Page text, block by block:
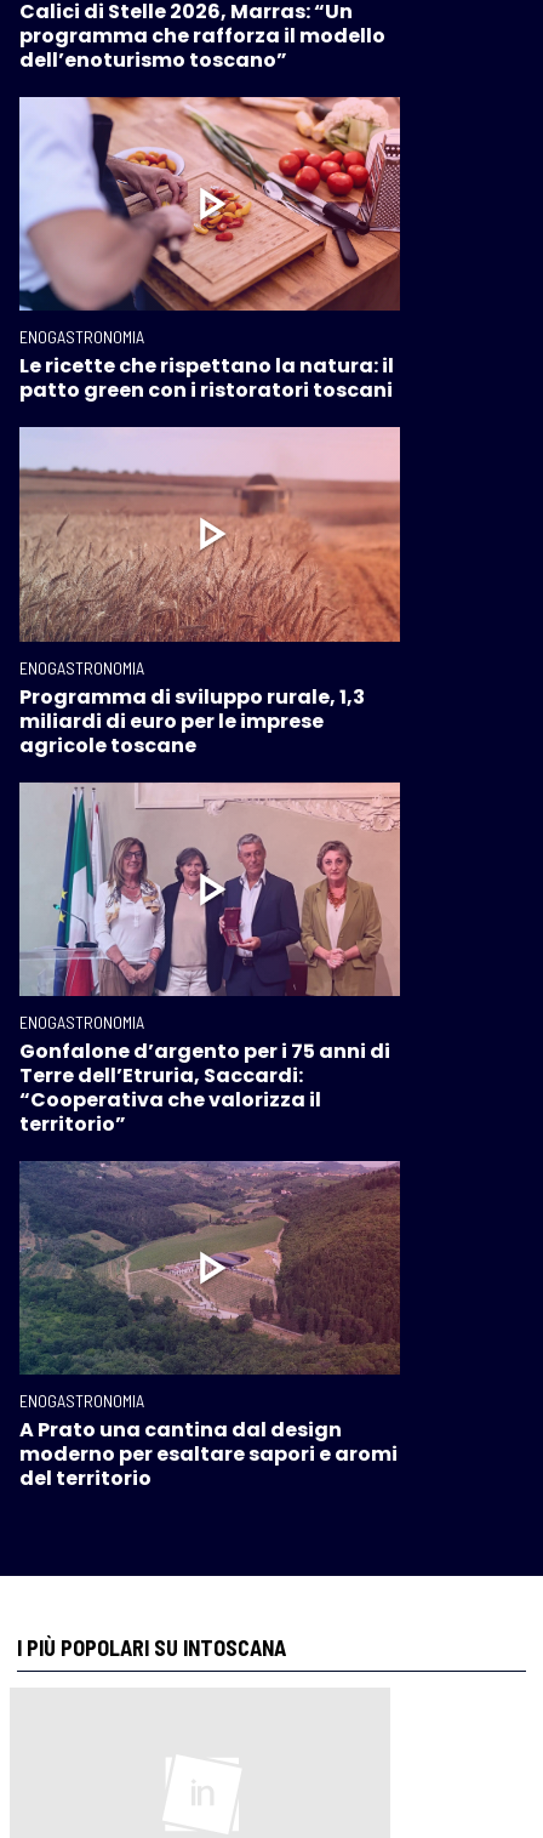
Calici di Stelle 2026, Marras: “Un
programma che rafforza il modello
dell’enoturismo toscano”
ENOGASTRONOMIA
Le ricette che rispettano la natura: il
patto green con i ristoratori toscani
ENOGASTRONOMIA
Programma di sviluppo rurale, 1,3
miliardi di euro per le imprese
agricole toscane
ENOGASTRONOMIA
Gonfalone d’argento per i 75 anni di
Terre dell’Etruria, Saccardi:
“Cooperativa che valorizza il
territorio”
ENOGASTRONOMIA
A Prato una cantina dal design
moderno per esaltare sapori e aromi
del territorio
I PIÙ POPOLARI SU INTOSCANA